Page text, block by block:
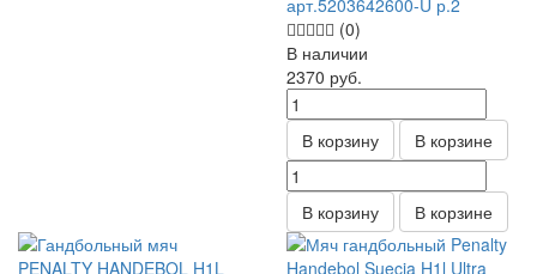
арт.5203642600-U р.2
(0)
В наличии
2370 руб.
В корзину В корзине
В корзину В корзине